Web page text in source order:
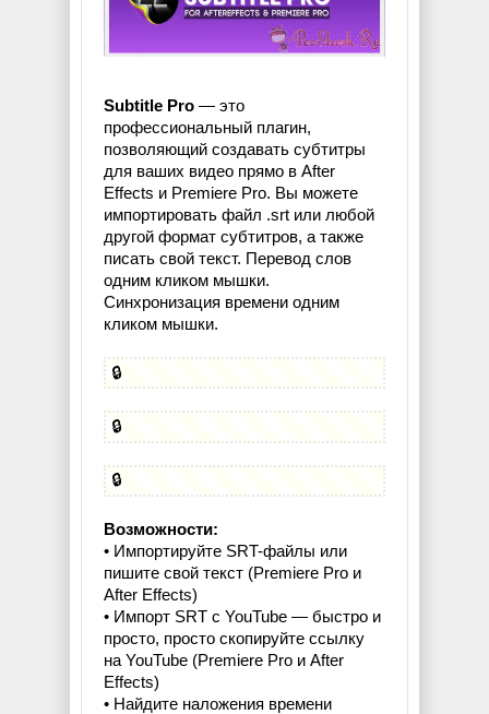
Subtitle Pro — это
профессиональный плагин,
позволяющий создавать субтитры
для ваших видео прямо в After
Effects и Premiere Pro. Вы можете
импортировать файл .srt или любой
другой формат субтитров, а также
писать свой текст. Перевод слов
одним кликом мышки.
Синхронизация времени одним
кликом мышки.
🔒
🔒
🔒
Возможности:
• Импортируйте SRT-файлы или
пишите свой текст (Premiere Pro и
After Effects)
• Импорт SRT с YouTube — быстро и
просто, просто скопируйте ссылку
на YouTube (Premiere Pro и After
Effects)
• Найдите наложения времени